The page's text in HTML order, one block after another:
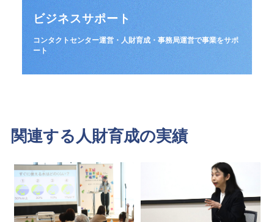
ビジネスサポート
コンタクトセンター運営・人財育成・事務局運営で事業をサポ
ート
関連する人財育成の実績